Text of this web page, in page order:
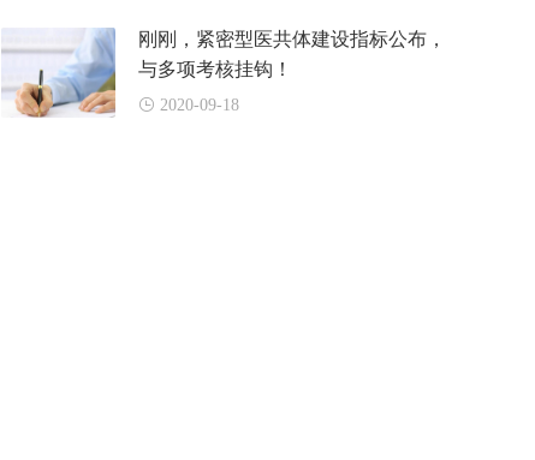
刚刚，紧密型医共体建设指标公布，
与多项考核挂钩！
2020-09-18